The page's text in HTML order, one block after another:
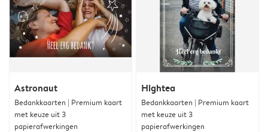
Astronaut
Bedankkaarten | Premium kaart
met keuze uit 3
papierafwerkingen
Hightea
Bedankkaarten | Premium kaart
met keuze uit 3
papierafwerkingen